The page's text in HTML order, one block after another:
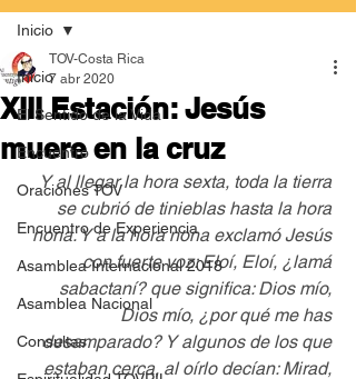
Inicio
El Sentido de la Vida
Encuentro
Oraciones TOV
Encuentro de Experiencia
Asamblea Internacional 2018
Asamblea Nacional
Consultas
Inicio
XIII Estación: Jesús
muere en la cruz
TOV-Costa Rica
7 abr 2020
Y al llegar la hora sexta, toda la tierra
se cubrió de tinieblas hasta la hora
nona. Y a la hora nona exclamó Jesús
con fuerte voz: Eloí, Eloí, ¿lamá
sabactaní? que significa: Dios mío,
Dios mío, ¿por qué me has
desamparado? Y algunos de los que
estaban cerca, al oírlo decían: Mirad,